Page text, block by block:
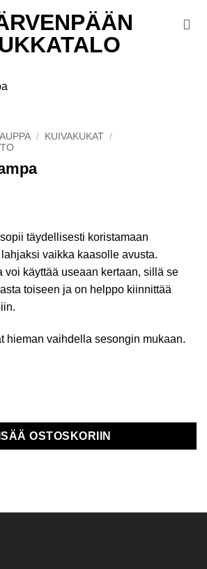
/ KUIVAKUKAT /
täydellisesti koristamaan
vaikka kaasolle avusta.
voi käyttää useaan kertaan, sillä se
toiseen ja on helppo kiinnittää
hieman vaihdella sesongin mukaan.
OSTOSKORIIN